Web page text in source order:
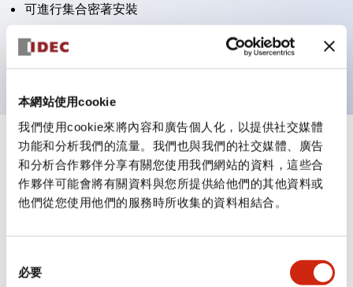
本網站使用cookie
我們使用cookie來將內容和廣告個人化，以提供社交媒體
功能和分析我們的流量。我們也與我們的社交媒體、廣告
和分析合作夥伴分享有關您使用我們網站的資料，這些合
作夥伴可能會將有關資料與您所提供給他們的其他資料或
他們從您使用他們的服務時所收集的資料相結合。
必要
可進行集合密著安裝
附鎖選擇開關採用高安全性的彈子鎖結構
防護結構為IP65（IEC60529）
規格 顯示全部
審美規範
環境規範